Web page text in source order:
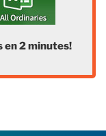
en 2 minutes!